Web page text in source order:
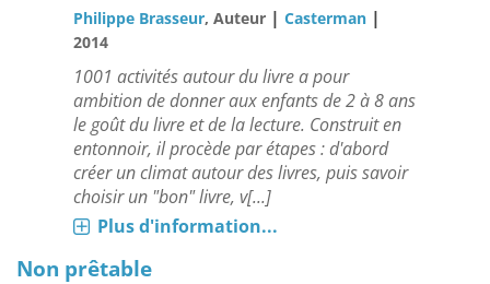
Philippe Brasseur, Auteur |Casterman |
2014
1001 activités autour du livre a pour
ambition de donner aux enfants de 2 à 8 ans
le goût du livre et de la lecture. Construit en
entonnoir, il procède par étapes : d'abord
créer un climat autour des livres, puis savoir
choisir un "bon" livre, v[...]
Plus d'information...
Non prêtable